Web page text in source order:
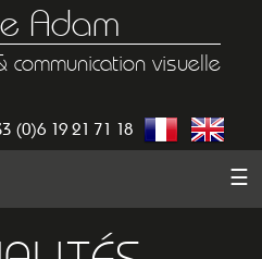
Adam
visuelle
(0)6 19 21 71 18
☰